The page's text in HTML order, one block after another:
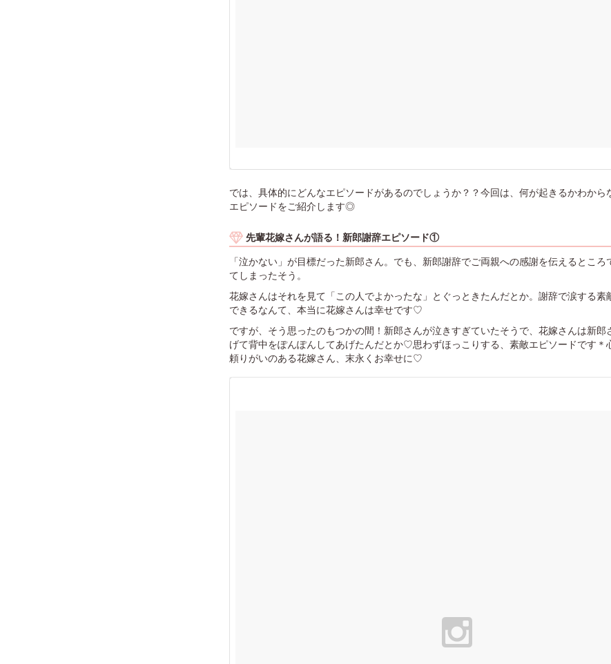
では、具体的にどんなエピソードがあるのでしょうか？？今回は、何が起きるかわから
エピソードをご紹介します◎
先輩花嫁さんが語る！新郎謝辞エピソード①
「泣かない」が目標だった新郎さん。でも、新郎謝辞でご両親への感謝を伝えるところ
てしまったそう。
花嫁さんはそれを見て「この人でよかったな」とぐっときたんだとか。謝辞で涙する素
できるなんて、本当に花嫁さんは幸せです♡
ですが、そう思ったのもつかの間！新郎さんが泣きすぎていたそうで、花嫁さんは新郎
げて背中をぽんぽんしてあげたんだとか♡思わずほっこりする、素敵エピソードです＊
頼りがいのある花嫁さん、末永くお幸せに♡